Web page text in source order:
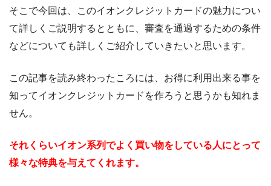
そこで今回は、このイオンクレジットカードの魅力につい
て詳しくご説明するとともに、審査を通過するための条件
などについても詳しくご紹介していきたいと思います。
この記事を読み終わったころには、お得に利用出来る事を
知ってイオンクレジットカードを作ろうと思うかも知れま
せん。
それくらいイオン系列でよく買い物をしている人にとって
様々な特典を与えてくれます。